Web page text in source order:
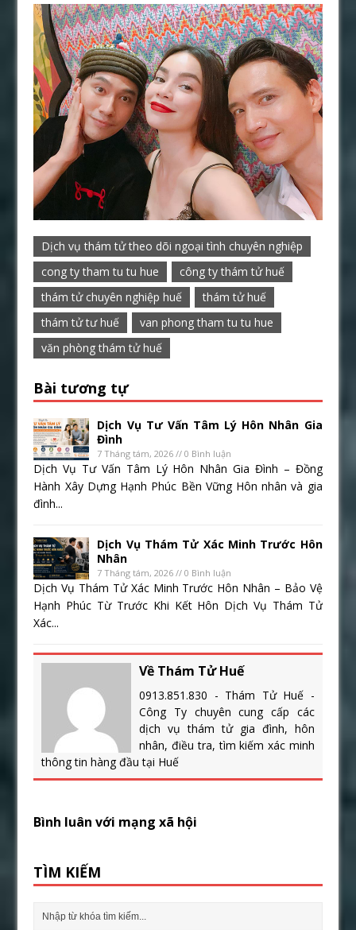
Dịch vụ thám tử theo dõi ngoại tình chuyên nghiệp
cong ty tham tu tu hue
công ty thám tử huế
thám tử chuyên nghiệp huế
thám tử huế
thám tử tư huế
van phong tham tu tu hue
văn phòng thám tử huế
Bài tương tự
Dịch Vụ Tư Vấn Tâm Lý Hôn Nhân Gia
Đình
7 Tháng tám, 2026 // 0 Bình luận
Dịch Vụ Tư Vấn Tâm Lý Hôn Nhân Gia Đình – Đồng
Hành Xây Dựng Hạnh Phúc Bền Vững Hôn nhân và gia
đình...
Dịch Vụ Thám Tử Xác Minh Trước Hôn
Nhân
7 Tháng tám, 2026 // 0 Bình luận
Dịch Vụ Thám Tử Xác Minh Trước Hôn Nhân – Bảo Vệ
Hạnh Phúc Từ Trước Khi Kết Hôn Dịch Vụ Thám Tử
Xác...
Về Thám Tử Huế
0913.851.830 - Thám Tử Huế -
Công Ty chuyên cung cấp các
dịch vụ thám tử gia đình, hôn
nhân, điều tra, tìm kiếm xác minh
thông tin hàng đầu tại Huế
Bình luân với mạng xã hội
TÌM KIẾM